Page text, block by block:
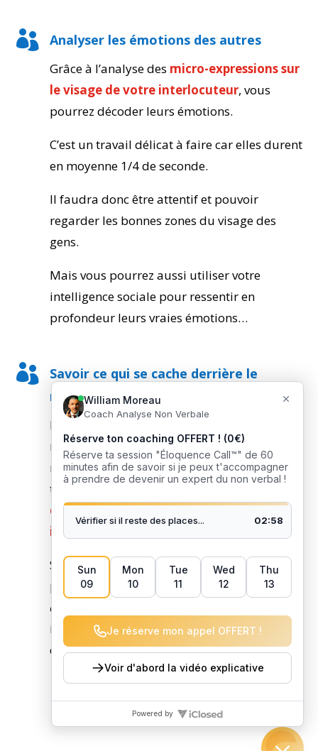
 Analyser les émotions des autres
Grâce à l’analyse des micro-expressions sur
le visage de votre interlocuteur, vous
pourrez décoder leurs émotions.
C’est un travail délicat à faire car elles durent
en moyenne 1/4 de seconde.
Il faudra donc être attentif et pouvoir
regarder les bonnes zones du visage des
gens.
Mais vous pourrez aussi utiliser votre
intelligence sociale pour ressentir en
profondeur leurs vraies émotions…

Savoir ce qui se cache derrière le
masque
Nous portons tous un masque en société, et
même si nos propos reste fidèle à se
masque, il arrive que notre corps nous
trahisse. C’est tout l’intérêt de savoir
décrypter le langage corporel de son
interlocuteur
Si vous êtes capable de reconnaitre les
principaux gestes
(généralement une petite
dizaine)
intentions qui se cachent derrière les beaux
discours des gens…